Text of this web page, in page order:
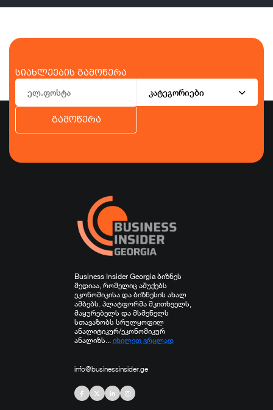
სიახლეების გამოწერა
კატეგორიები
გამოწერა
Business Insider Georgia ბიზნეს
მედიაა, რომელიც აშუქებს
ეკონომიკისა და ბიზნესის ახალ
ამბებს. პლატფორმა მკითხველს,
მაყურებელს და მსმენელს
სთავაზობს სრულყოფილ
ანალიტიკურ/ეკონომიკურ
ანალიზს... იხილეთ ვრცლად
info@businessinsider.ge